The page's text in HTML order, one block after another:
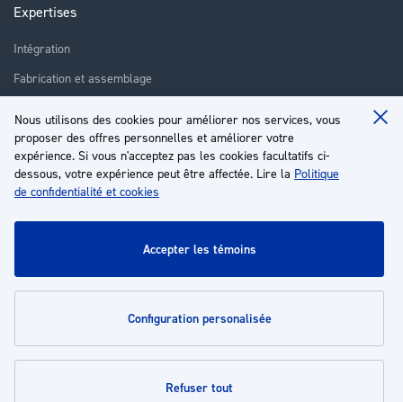
Nous utilisons des cookies pour améliorer nos services, vous
proposer des offres personnelles et améliorer votre
expérience. Si vous n'acceptez pas les cookies facultatifs ci-
dessous, votre expérience peut être affectée. Lire la Politique
de confidentialité et cookies
accepter les témoins
configuration personalisée
refuser tout
Expertises
Intégration
Fabrication et assemblage
Réparation
Formation
À propos
Service client